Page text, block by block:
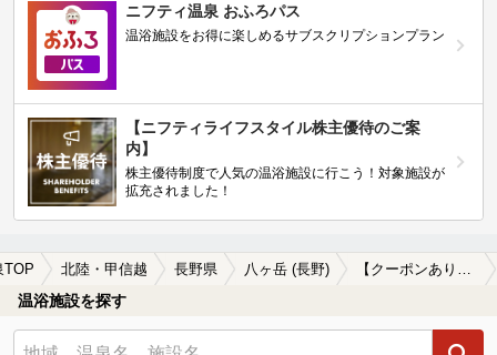
ニフティ温泉 おふろパス
温浴施設をお得に楽しめるサブスクリプションプラン
【ニフティライフスタイル株主優待のご案
内】
株主優待制度で人気の温浴施設に行こう！対象施設が
拡充されました！
TOP 北陸・甲信越 長野県 八ヶ岳 (長野) 【クーポンあり】女子旅・女子会におすすめの八ヶ岳 (長野)の温泉、日帰り温泉、スーパー銭湯おすすめ
温浴施設を探す